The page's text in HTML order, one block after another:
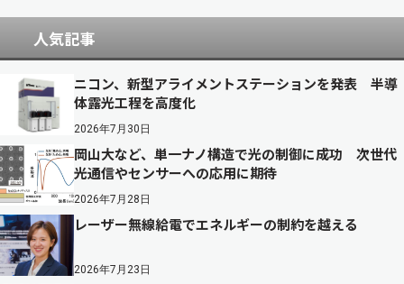
人気記事
ニコン、新型アライメントステーションを発表 半導
体露光工程を高度化
2026年7月30日
岡山大など、単一ナノ構造で光の制御に成功 次世代
光通信やセンサーへの応用に期待
2026年7月28日
レーザー無線給電でエネルギーの制約を越える
2026年7月23日